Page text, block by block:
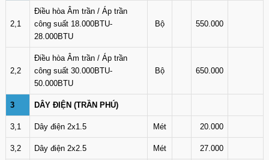
2,1
Điều hòa Âm trần / Áp trần
công suất 18.000BTU-
28.000BTU
Bộ 550.000
2,2
Điều hòa Âm trần / Áp trần
công suất 30.000BTU-
50.000BTU
Bộ 650.000
3 DÂY ĐIỆN (TRẦN PHÚ)
3,1 Dây điện 2x1.5 Mét 20.000
3,2 Dây điện 2x2.5 Mét 27.000